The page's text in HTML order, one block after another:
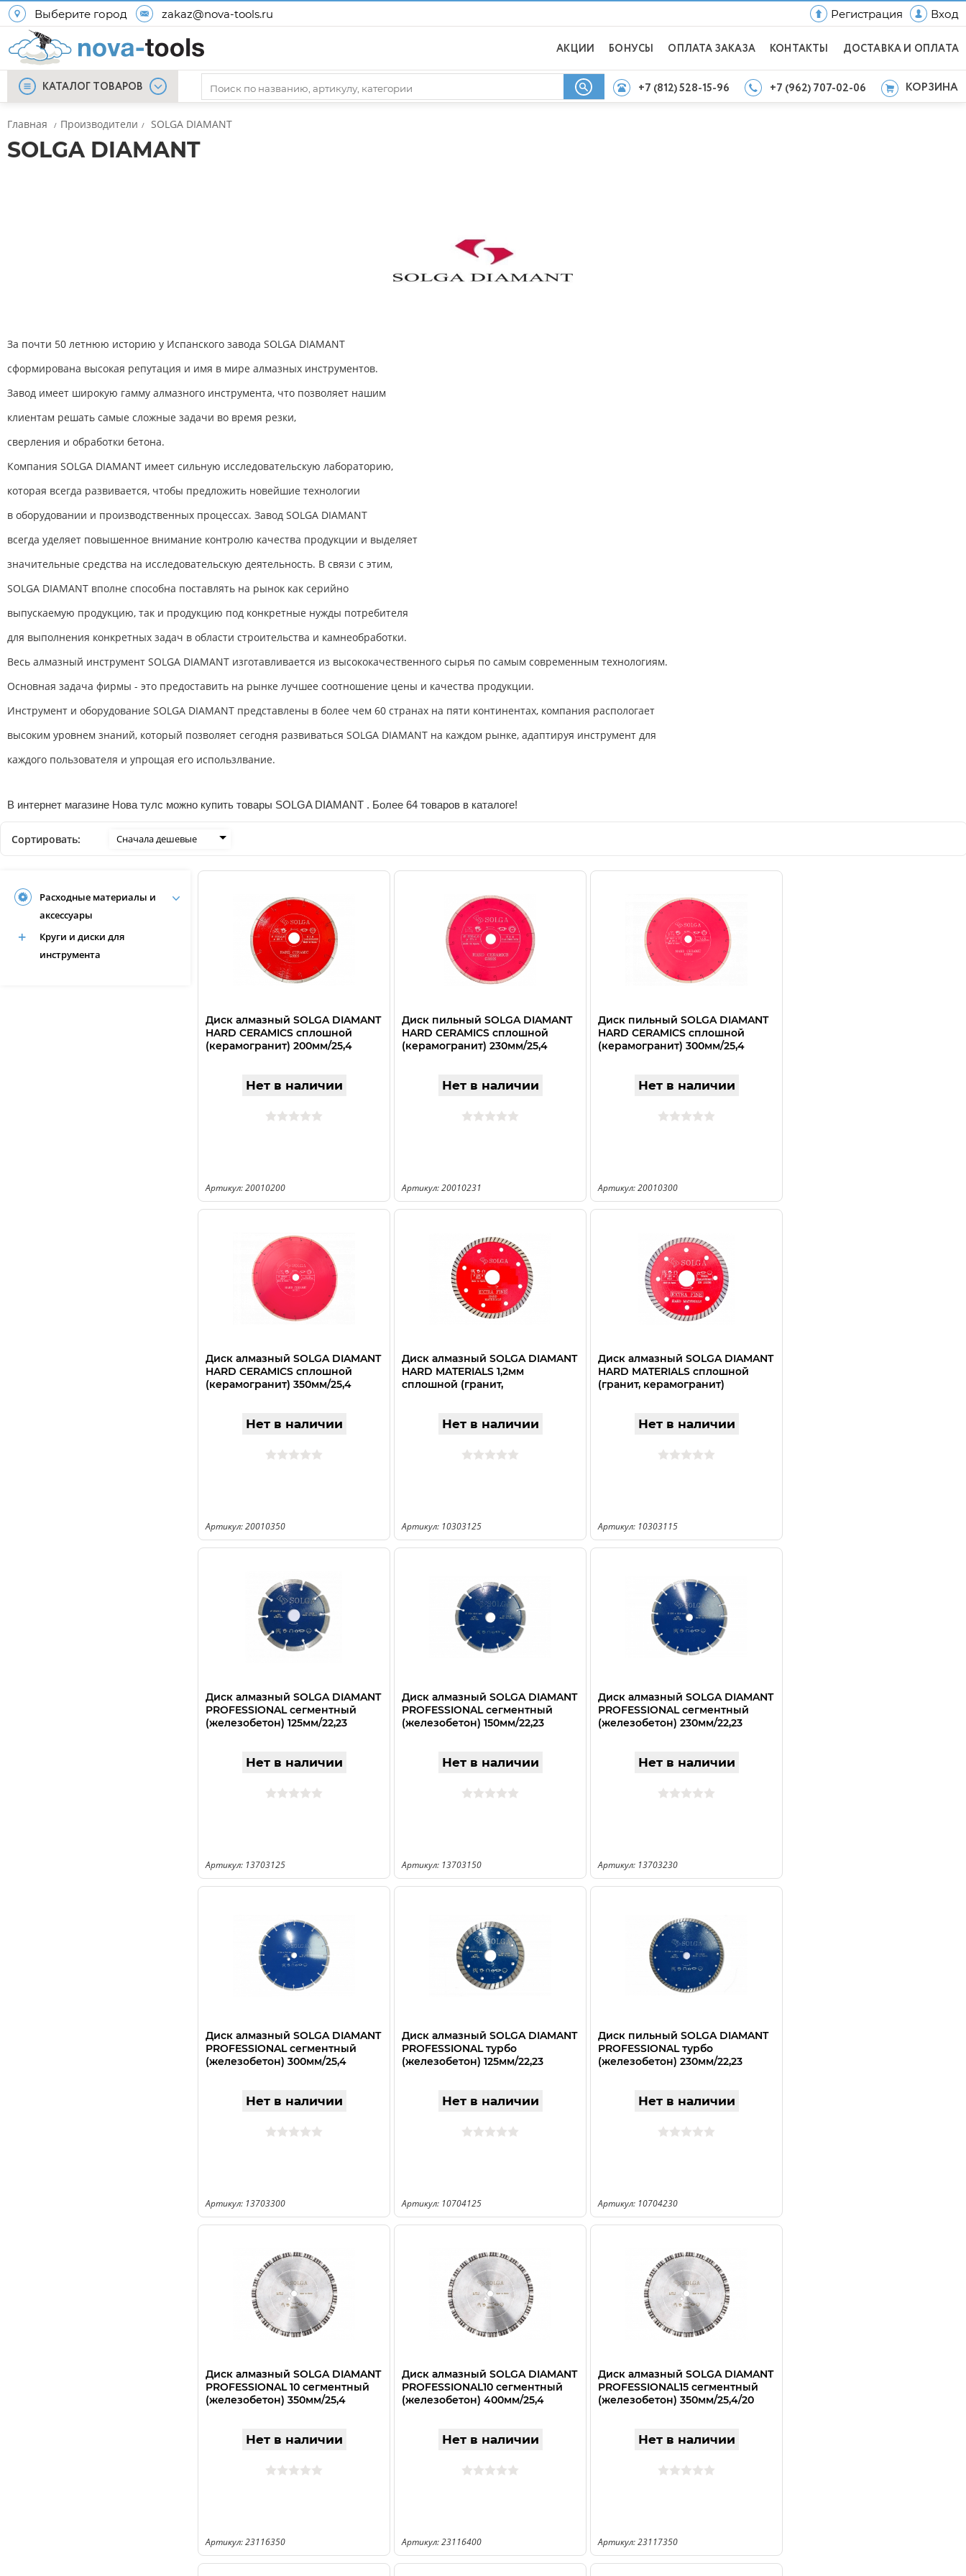
Выберите город zakaz@nova-tools.ru Регистрация Вход
АКЦИИ БОНУСЫ ОПЛАТА ЗАКАЗА КОНТАКТЫ ДОСТАВКА И ОПЛАТА
КАТАЛОГ ТОВАРОВ +7 (812) 528-15-96 +7 (962) 707-02-06 КОРЗИНА
Главная / Производители / SOLGA DIAMANT
SOLGA DIAMANT
За почти 50 летнюю историю у Испанского завода SOLGA DIAMANT
сформирована высокая репутация и имя в мире алмазных инструментов.
Завод имеет широкую гамму алмазного инструмента, что позволяет нашим
клиентам решать самые сложные задачи во время резки,
сверления и обработки бетона.
Компания SOLGA DIAMANT имеет сильную исследовательскую лабораторию,
которая всегда развивается, чтобы предложить новейшие технологии
в оборудовании и производственных процессах. Завод SOLGA DIAMANT
всегда уделяет повышенное внимание контролю качества продукции и выделяет
значительные средства на исследовательскую деятельность. В связи с этим,
SOLGA DIAMANT вполне способна поставлять на рынок как серийно
выпускаемую продукцию, так и продукцию под конкретные нужды потребителя
для выполнения конкретных задач в области строительства и камнеобработки.
Весь алмазный инструмент SOLGA DIAMANT изготавливается из высококачественного сырья по самым современным технологиям.
Основная задача фирмы - это предоставить на рынке лучшее соотношение цены и качества продукции.
Инструмент и оборудование SOLGA DIAMANT представлены в более чем 60 странах на пяти континентах, компания распологает
высоким уровнем знаний, который позволяет сегодня развиваться SOLGA DIAMANT на каждом рынке, адаптируя инструмент для
каждого пользователя и упрощая его использлвание.
В интернет магазине Нова тулс можно купить товары SOLGA DIAMANT . Более 64 товаров в каталоге!
Сортировать: Сначала дешевые
Расходные материалы и
аксессуары
Круги и диски для
инструмента
Диск алмазный SOLGA DIAMANT
HARD CERAMICS сплошной
(керамогранит) 200мм/25,4
Нет в наличии
Артикул: 20010200
Диск пильный SOLGA DIAMANT
HARD CERAMICS сплошной
(керамогранит) 230мм/25,4
Нет в наличии
Артикул: 20010231
Диск пильный SOLGA DIAMANT
HARD CERAMICS сплошной
(керамогранит) 300мм/25,4
Нет в наличии
Артикул: 20010300
Диск алмазный SOLGA DIAMANT
HARD CERAMICS сплошной
(керамогранит) 350мм/25,4
Нет в наличии
Артикул: 20010350
Диск алмазный SOLGA DIAMANT
HARD MATERIALS 1,2мм
сплошной (гранит,
Нет в наличии
Артикул: 10303125
Диск алмазный SOLGA DIAMANT
HARD MATERIALS сплошной
(гранит, керамогранит)
Нет в наличии
Артикул: 10303115
Диск алмазный SOLGA DIAMANT
PROFESSIONAL сегментный
(железобетон) 125мм/22,23
Нет в наличии
Артикул: 13703125
Диск алмазный SOLGA DIAMANT
PROFESSIONAL сегментный
(железобетон) 150мм/22,23
Нет в наличии
Артикул: 13703150
Диск алмазный SOLGA DIAMANT
PROFESSIONAL сегментный
(железобетон) 230мм/22,23
Нет в наличии
Артикул: 13703230
Диск алмазный SOLGA DIAMANT
PROFESSIONAL сегментный
(железобетон) 300мм/25,4
Нет в наличии
Артикул: 13703300
Диск алмазный SOLGA DIAMANT
PROFESSIONAL турбо
(железобетон) 125мм/22,23
Нет в наличии
Артикул: 10704125
Диск пильный SOLGA DIAMANT
PROFESSIONAL турбо
(железобетон) 230мм/22,23
Нет в наличии
Артикул: 10704230
Диск алмазный SOLGA DIAMANT
PROFESSIONAL 10 сегментный
(железобетон) 350мм/25,4
Нет в наличии
Артикул: 23116350
Диск алмазный SOLGA DIAMANT
PROFESSIONAL10 сегментный
(железобетон) 400мм/25,4
Нет в наличии
Артикул: 23116400
Диск алмазный SOLGA DIAMANT
PROFESSIONAL15 сегментный
(железобетон) 350мм/25,4/20
Нет в наличии
Артикул: 23117350